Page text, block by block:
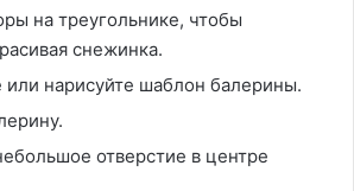
на треугольнике, чтобы
снежинка.
или нарисуйте шаблон балерины.
отверстие в центре